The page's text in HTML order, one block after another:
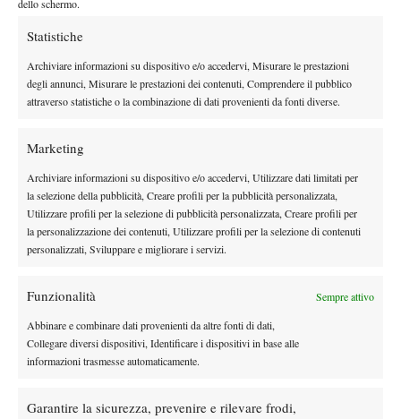
dello schermo.
Statistiche
Archiviare informazioni su dispositivo e/o accedervi, Misurare le prestazioni
degli annunci, Misurare le prestazioni dei contenuti, Comprendere il pubblico
attraverso statistiche o la combinazione di dati provenienti da fonti diverse.
Marketing
Archiviare informazioni su dispositivo e/o accedervi, Utilizzare dati limitati per
la selezione della pubblicità, Creare profili per la pubblicità personalizzata,
Utilizzare profili per la selezione di pubblicità personalizzata, Creare profili per
la personalizzazione dei contenuti, Utilizzare profili per la selezione di contenuti
personalizzati, Sviluppare e migliorare i servizi.
Funzionalità Sempre attivo
Abbinare e combinare dati provenienti da altre fonti di dati,
Collegare diversi dispositivi, Identificare i dispositivi in base alle
informazioni trasmesse automaticamente.
Garantire la sicurezza, prevenire e rilevare frodi,
4 da Ferrari). Mercoledì, a partire dalle 11, in programma tutti i
manifestazione. Più informazioni su
www.internazionalicittadipadova.com.
5-7 6-1 6-3, G. Fonio (Ita) b. [WC] A. Ragazzi (Ita) 6-2 6-4, [3]
F. Ornago (Ita) b. [Q] G. Lulli (Ita) 6-0 6-1, J. Berrettini (Ita) b.
B. Apostol (Rom) 6-2 7-6, [Q] L. Prevosto (Ita) b. [Q] T. Roggero
(Ita) 6-3 2-6 6-1, [Q] F. Ferrari (Ita) b. [WC] G. De Rosa (Ita) 7-6
6-4, [Q] J. Nikles (Sui) b. V. Antonescu (Rom) 6-4 6-4, [4] P.
b. [Q] A. Coppini 6-3 7-5, F. Leonardi (Ita) b. [WC] A. Guerrieri
(Ita) 6-0 6-3, [LL] M. Simar (Est) b. [Q] M. Mazza (Ita) 6-2 7-5,
[2] H. Grenier (Fra) b. I. Vasilyev (Rus) per ritiro. [6] R. Bellotti
(Ita) vs L. Frigerio (Ita) sospeso per pioggia.
2-6 6-1 11/9, Antonescu/Apostol (Rou) b. Baldi/Guerrieri (Ita) 6-